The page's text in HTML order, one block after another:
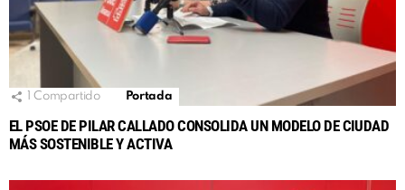
Compartido Portada
EL PSOE DE PILAR CALLADO CONSOLIDA UN MODELO DE CIUDAD
MÁS SOSTENIBLE Y ACTIVA